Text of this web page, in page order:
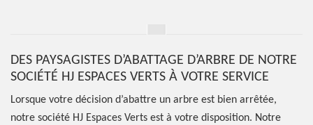
DES PAYSAGISTES D’ABATTAGE D’ARBRE DE NOTRE
SOCIÉTÉ HJ ESPACES VERTS À VOTRE SERVICE
Lorsque votre décision d’abattre un arbre est bien arrêtée,
notre société HJ Espaces Verts est à votre disposition. Notre